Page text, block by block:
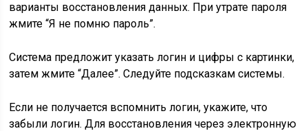
варианты восстановления данных. При утрате пароля
жмите “Я не помню пароль”.
Система предложит указать логин и цифры с картинки,
затем жмите “Далее”. Следуйте подсказкам системы.
Если не получается вспомнить логин, укажите, что
забыли логин. Для восстановления через электронную